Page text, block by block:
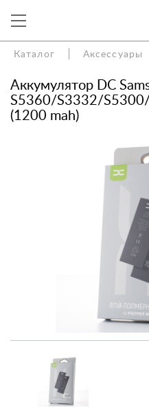
Каталог Аксессуары
Аккумулятор DC
S5360/S3332/
(1200 mah)